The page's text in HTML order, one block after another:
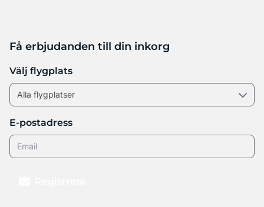
Få erbjudanden till din inkorg
Välj flygplats
E-postadress